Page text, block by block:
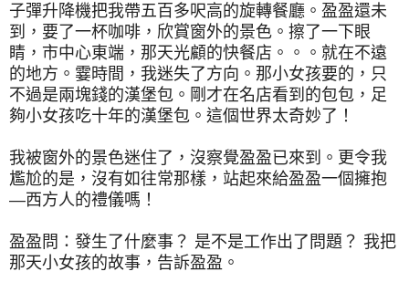
子彈升降機把我帶五百多呎高的旋轉餐廳。盈盈還未
到，要了一杯咖啡，欣賞窗外的景色。擦了一下眼
睛，市中心東端，那天光顧的快餐店。。。就在不遠
的地方。霎時間，我迷失了方向。那小女孩要的，只
不過是兩塊錢的漢堡包。剛才在名店看到的包包，足
夠小女孩吃十年的漢堡包。這個世界太奇妙了！
我被窗外的景色迷住了，沒察覺盈盈已來到。更令我
尷尬的是，沒有如往常那樣，站起來給盈盈一個擁抱
—西方人的禮儀嗎！
盈盈問：發生了什麼事？ 是不是工作出了問題？ 我把
那天小女孩的故事，告訴盈盈。